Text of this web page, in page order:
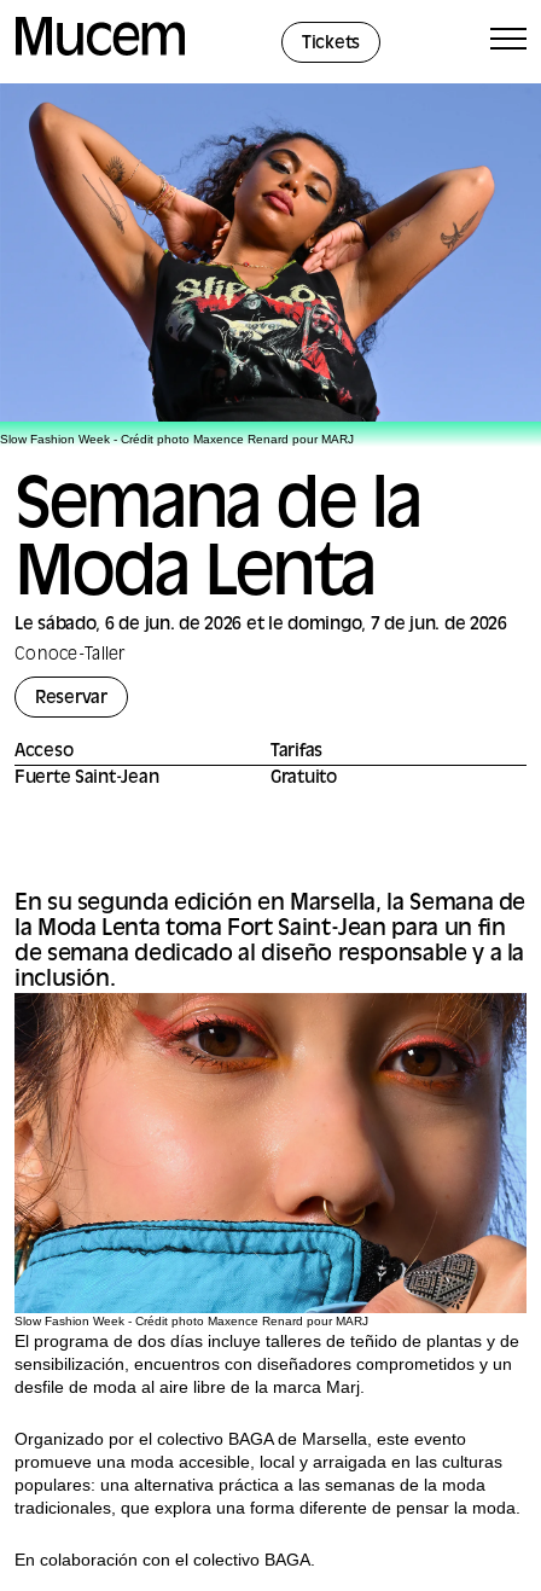
Tickets
Slow Fashion Week - Crédit photo Maxence Renard pour MARJ
Semana de la
Moda Lenta
Le sábado, 6 de jun. de 2026 et le domingo, 7 de jun. de 2026
Conoce-Taller
Reservar
Acceso
Fuerte Saint-Jean
Tarifas
Gratuito
En su segunda edición en Marsella, la Semana de
la Moda Lenta toma Fort Saint-Jean para un fin
de semana dedicado al diseño responsable y a la
inclusión.
Slow Fashion Week - Crédit photo Maxence Renard pour MARJ
El programa de dos días incluye talleres de teñido de plantas y de
sensibilización, encuentros con diseñadores comprometidos y un
desfile de moda al aire libre de la marca Marj.
Organizado por el colectivo BAGA de Marsella, este evento
promueve una moda accesible, local y arraigada en las culturas
populares: una alternativa práctica a las semanas de la moda
tradicionales, que explora una forma diferente de pensar la moda.
En colaboración con el colectivo BAGA.